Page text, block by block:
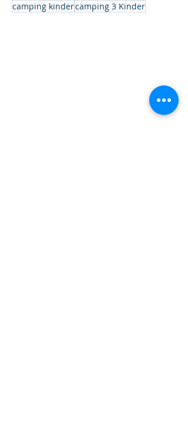
camping kindercamping 3 Kinder